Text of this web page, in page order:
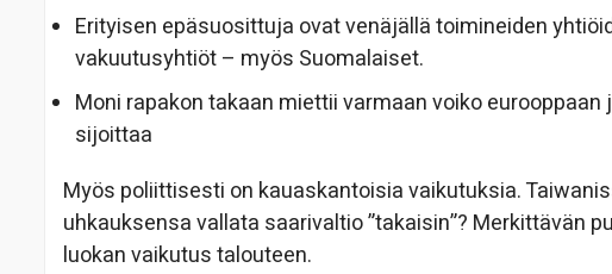
Erityisen epäsuosittuja ovat venäjällä toimineiden
vakuutusyhtiöt – myös Suomalaiset.
Moni rapakon takaan miettii varmaan voiko
sijoittaa
Myös poliittisesti on kauaskantoisia vaikutuksia.
uhkauksensa vallata saarivaltio ”takaisin”? Merkittävän
luokan vaikutus talouteen.